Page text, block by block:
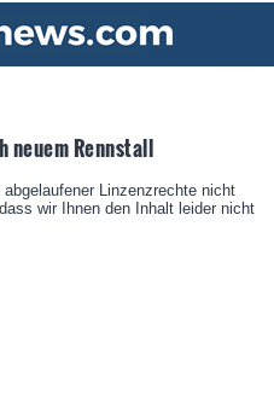
neuem Rennstall
Linzenzrechte nicht
wir Ihnen den Inhalt leider nicht